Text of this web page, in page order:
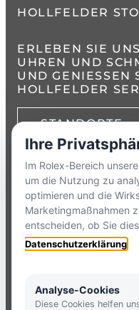
HOLLFELDER
ERLEBEN SIE
UHREN UND
UND GENIESSEN
OLLFELDER
STANDORTE
+49
ZUM
Ihre
Im Rolex-Bereich
um die Nutzung zu
optimieren und die
Marketingmaßnahmen
entscheiden, ob Sie
Datenschutzerklärung
Analyse-Cookies
Diese Cookies helfen